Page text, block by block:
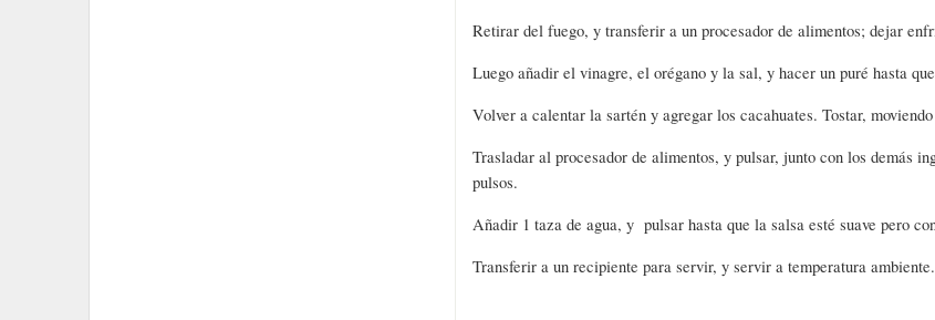
Retirar del fuego, y transferir a un procesador de alimentos; dejar
Luego añadir el vinagre, el orégano y la sal, y hacer un puré hasta
Volver a calentar la sartén y agregar los cacahuates. Tostar,
Trasladar al procesador de alimentos, y pulsar, junto con los demás
pulsos.
Añadir 1 taza de agua, y pulsar hasta que la salsa esté suave pero
Transferir a un recipiente para servir, y servir a temperatura ambiente.